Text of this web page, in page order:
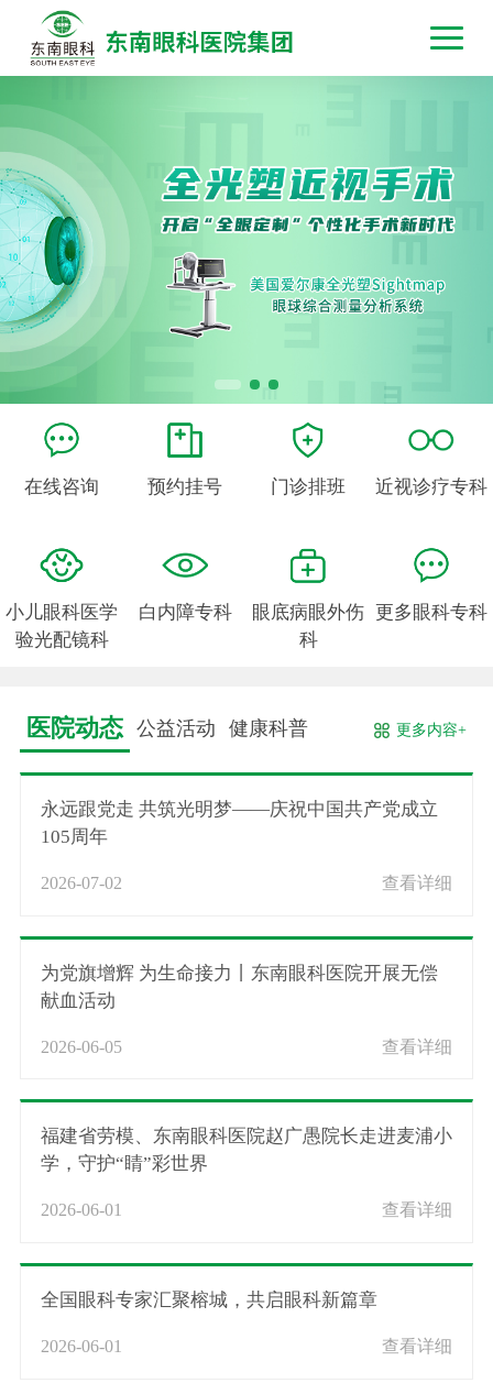
在线咨询 预约挂号 门诊排班 近视诊疗专科
小儿眼科医学
验光配镜科
白内障专科
眼底病眼外伤
科
更多眼科专科
医院动态 公益活动 健康科普 更多内容+
永远跟党走 共筑光明梦——庆祝中国共产党成立
105周年
2026-07-02 查看详细
为党旗增辉 为生命接力丨东南眼科医院开展无偿
献血活动
2026-06-05 查看详细
福建省劳模、东南眼科医院赵广愚院长走进麦浦小
学，守护“睛”彩世界
2026-06-01 查看详细
全国眼科专家汇聚榕城，共启眼科新篇章
2026-06-01 查看详细